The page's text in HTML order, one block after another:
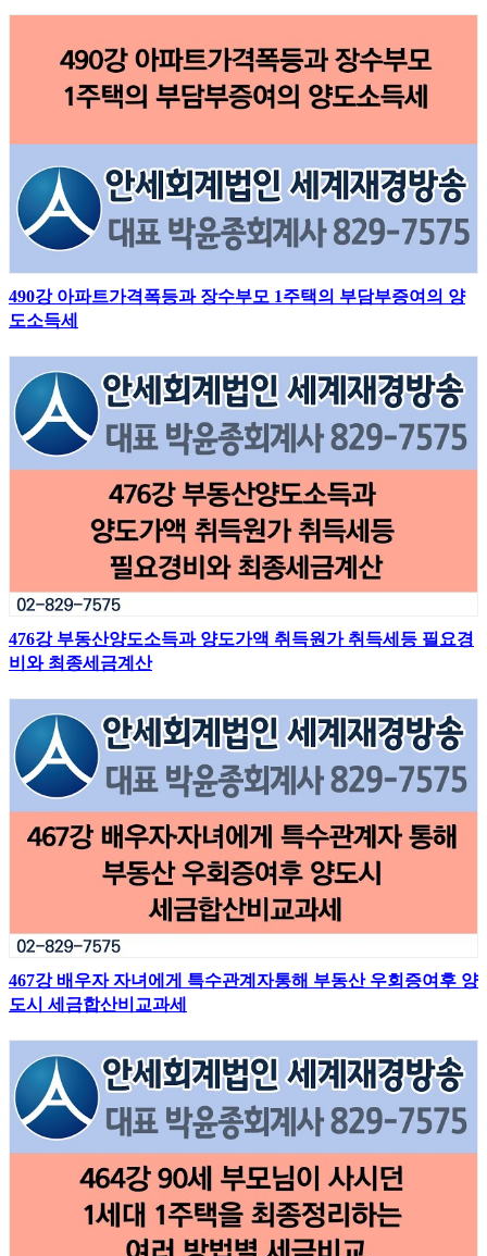
490강 아파트가격폭등과 장수부모 1주택의 부담부증여의 양
도소득세
476강 부동산양도소득과 양도가액 취득원가 취득세등 필요경
비와 최종세금계산
467강 배우자 자녀에게 특수관계자통해 부동산 우회증여후 양
도시 세금합산비교과세